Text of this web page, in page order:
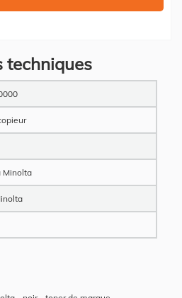
techniques
Minolta